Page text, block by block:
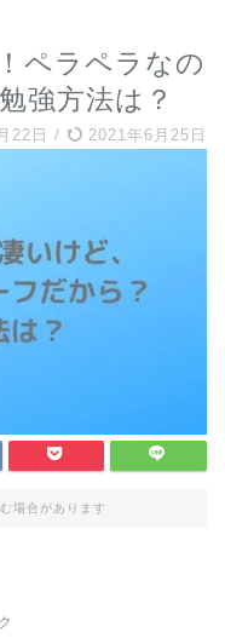
ペラペラなの
強方法は？
22日 / 2021年6月25日
場合があります